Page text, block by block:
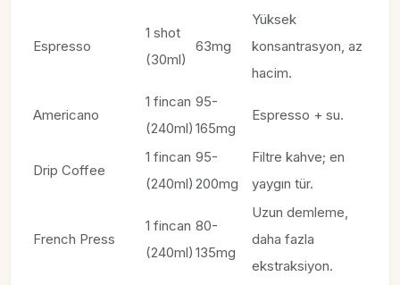
Espresso
1 shot
(30ml)
63mg
Yüksek
konsantrasyon, az
hacim.
Americano
1 fincan
(240ml)
95-
165mg
Espresso + su.
Drip Coffee
1 fincan
(240ml)
95-
200mg
Filtre kahve; en
yaygın tür.
French Press
1 fincan
(240ml)
80-
135mg
Uzun demleme,
daha fazla
ekstraksiyon.